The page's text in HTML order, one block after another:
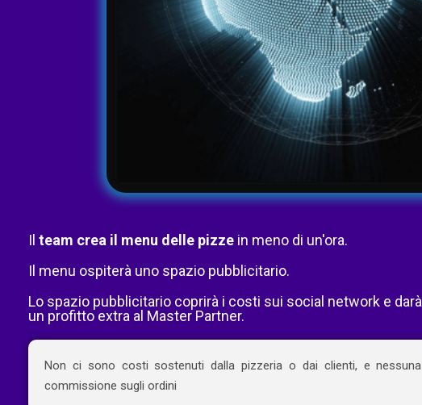
Il team crea il menu delle pizze in meno di un'ora.
Il menu ospiterà uno spazio pubblicitario.
Lo spazio pubblicitario coprirà i costi sui social network e darà
un profitto extra al Master Partner.
Non ci sono costi sostenuti dalla pizzeria o dai clienti, e nessuna
commissione sugli ordini